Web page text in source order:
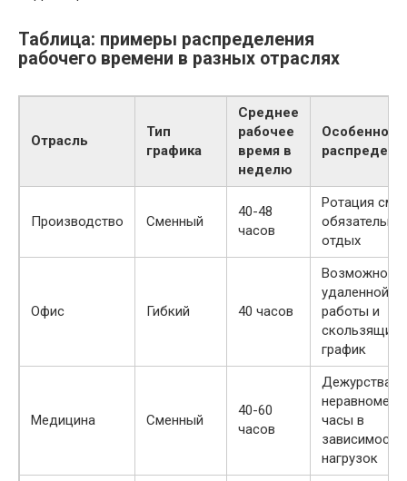
Таблица: примеры распределения
рабочего времени в разных отраслях
Отрасль
Тип
графика
Среднее
рабочее
время в
неделю
Производство Сменный
40-48
часов
Ротация
отдых
Офис Гибкий 40 часов
удаленной
работы и
скользящий
график
Медицина Сменный
40-60
часов
Дежурства и
часы в
зависимости
нагрузок